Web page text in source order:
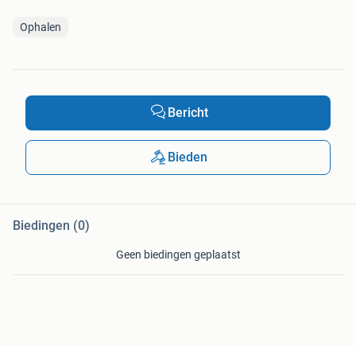
Ophalen
Bericht
Bieden
Biedingen (0)
Geen biedingen geplaatst